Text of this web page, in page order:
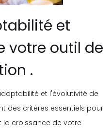
et
votre outil de
.
et l'évolutivité de
des critères essentiels pour
la croissance de votre